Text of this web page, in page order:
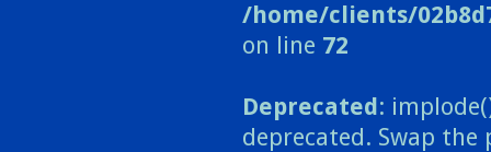
/home/clients/
on line 72
Deprecated:
deprecated. Swap the